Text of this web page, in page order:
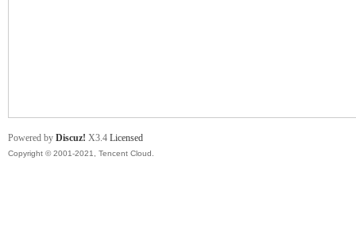
Powered by Discuz! X3.4 Licensed
Copyright © 2001-2021, Tencent Cloud.